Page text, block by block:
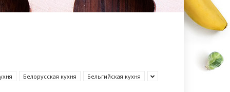
Белорусская кухня Бельгийская кухня